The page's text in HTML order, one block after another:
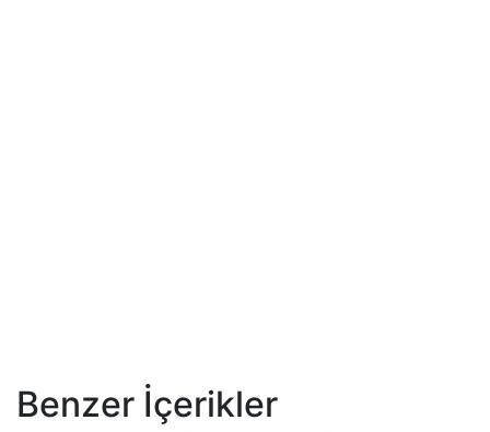
Benzer İçerikler